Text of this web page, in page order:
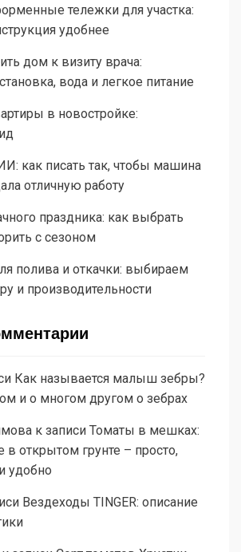
тележки для участка:
удобнее
дом к визиту врача:
вода и легкое питание
в новостройке:
как писать так, чтобы машина
отличную работу
праздника: как выбрать
с сезоном
полива и откачки: выбираем
и производительности
Как называется малыш зебры?
и о многом другом о зебрах
к записи Томаты в мешках:
открытом грунте – просто,
удобно
Вездеходы TINGER: описание